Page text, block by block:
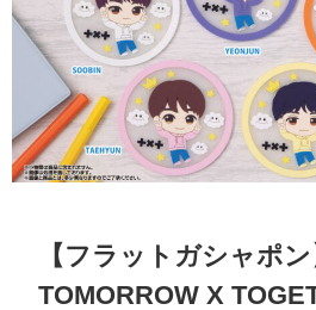
【フラットガシャポン
TOMORROW X